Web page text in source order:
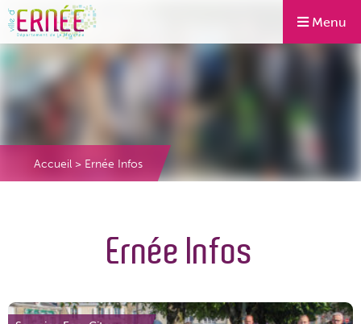
Menu
Accueil > Ernée Infos
Ernée Infos